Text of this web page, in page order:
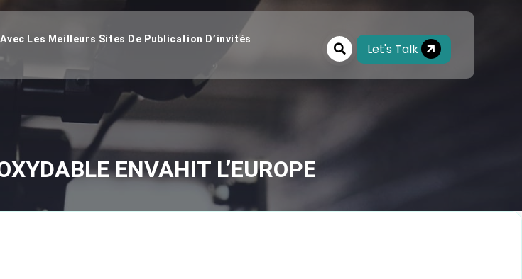
Les Meilleurs Sites De Publication D’invités
Let's Talk
ENVAHIT L’EUROPE